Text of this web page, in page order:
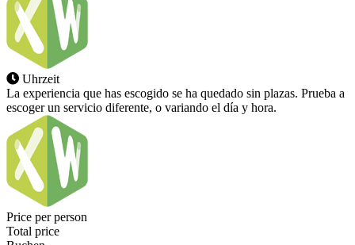
Uhrzeit
La experiencia que has escogido se ha quedado sin plazas. Prueba a
escoger un servicio diferente, o variando el día y hora.
Price per person
Total price